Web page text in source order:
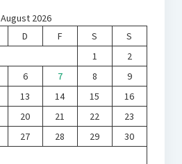
August 2026
D F S
S
1
2
6 7 8
9
13 14 15
16
20 21 22
23
27 28 29
30